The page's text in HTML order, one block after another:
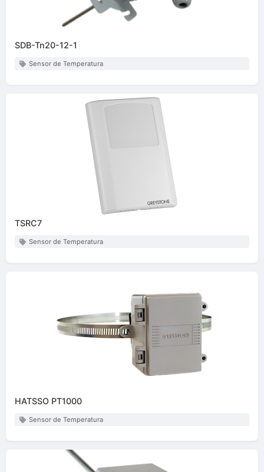
SDB-Tn20-12-1
Sensor de Temperatura
TSRC7
Sensor de Temperatura
HATSSO PT1000
Sensor de Temperatura